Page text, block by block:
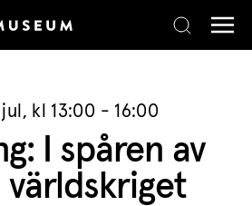
kl 13:00 - 16:00
I spåren av
världskriget